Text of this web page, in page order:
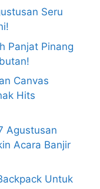
Seru
Panjat Pinang
Canvas
Hits
Agustusan
Acara Banjir
Untuk